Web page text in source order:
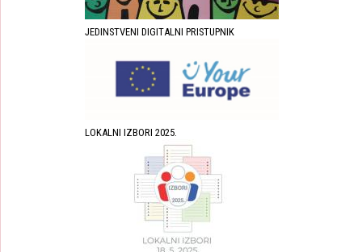
JEDINSTVENI DIGITALNI PRISTUPNIK
LOKALNI IZBORI 2025.